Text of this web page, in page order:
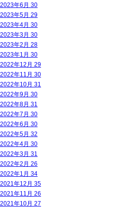
2023年6月 30
2023年5月 29
2023年4月 30
2023年3月 30
2023年2月 28
2023年1月 30
2022年12月 29
2022年11月 30
2022年10月 31
2022年9月 30
2022年8月 31
2022年7月 30
2022年6月 30
2022年5月 32
2022年4月 30
2022年3月 31
2022年2月 26
2022年1月 34
2021年12月 35
2021年11月 26
2021年10月 27